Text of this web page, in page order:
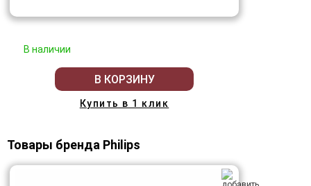
В наличии
В КОРЗИНУ
Купить в 1 клик
Товары бренда Philips